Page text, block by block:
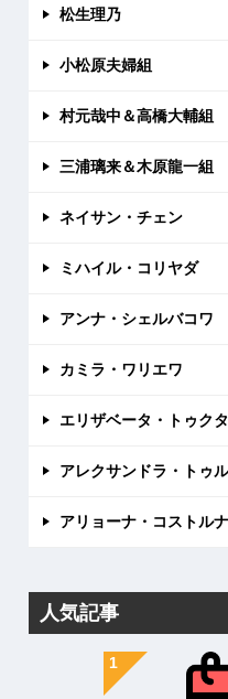
松生理乃
小松原夫婦組
村元哉中＆高橋大輔組
三浦璃来＆木原龍一組
ネイサン・チェン
ミハイル・コリヤダ
アンナ・シェルバコワ
カミラ・ワリエワ
エリザベータ・トゥク
アレクサンドラ・トゥ
アリョーナ・コストル
人気記事